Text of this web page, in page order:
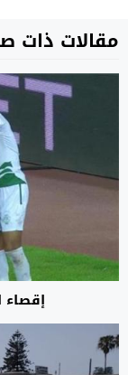
مقالات ذات
إقصاء